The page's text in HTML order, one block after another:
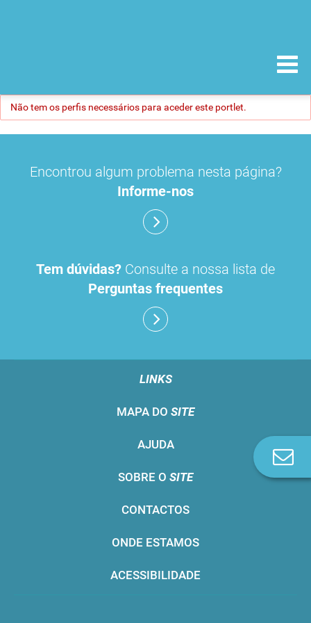
Não tem os perfis necessários para aceder este portlet.
Encontrou algum problema nesta página?
Informe-nos
Tem dúvidas? Consulte a nossa lista de
Perguntas frequentes
LINKS
MAPA DO SITE
AJUDA
SOBRE O SITE
CONTACTOS
ONDE ESTAMOS
ACESSIBILIDADE